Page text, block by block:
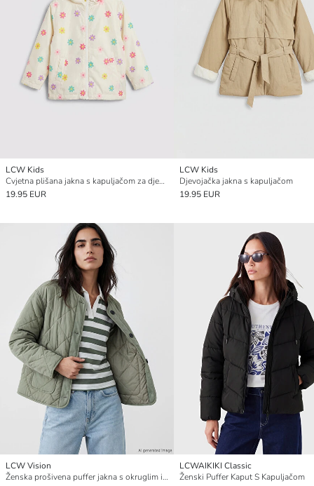
LCW Kids
Cvjetna plišana jakna s kapuljačom za djevojčice
19.95 EUR
LCW Kids
Djevojačka jakna s kapuljačom
19.95 EUR
LCW Vision
Ženska prošivena puffer jakna s okruglim izrezom
LCWAIKIKI Classic
Ženski Puffer Kaput S Kapuljačom